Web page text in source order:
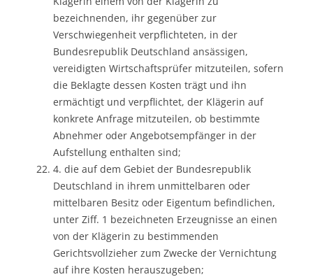
bezeichnenden, ihr gegenüber zur
Verschwiegenheit verpflichteten, in der
Bundesrepublik Deutschland ansässigen,
vereidigten Wirtschaftsprüfer mitzuteilen, sofern
die Beklagte dessen Kosten trägt und ihn
ermächtigt und verpflichtet, der Klägerin auf
konkrete Anfrage mitzuteilen, ob bestimmte
Abnehmer oder Angebotsempfänger in der
Aufstellung enthalten sind;
4. die auf dem Gebiet der Bundesrepublik
Deutschland in ihrem unmittelbaren oder
mittelbaren Besitz oder Eigentum befindlichen,
unter Ziff. 1 bezeichneten Erzeugnisse an einen
von der Klägerin zu bestimmenden
Gerichtsvollzieher zum Zwecke der Vernichtung
auf ihre Kosten herauszugeben;